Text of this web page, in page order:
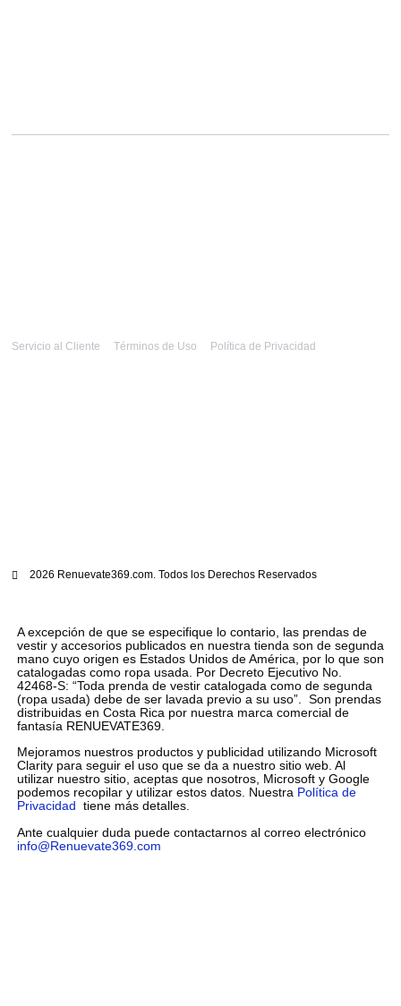
2026 Renuevate369.com. Todos los Derechos Reservados
Servicio al Cliente Términos de Uso Política de Privacidad
A excepción de que se especifique lo contario, las prendas de
vestir y accesorios publicados en nuestra tienda son de segunda
mano cuyo origen es Estados Unidos de América, por lo que son
catalogadas como ropa usada. Por Decreto Ejecutivo No.
42468-S: “Toda prenda de vestir catalogada como de segunda
(ropa usada) debe de ser lavada previo a su uso”. Son prendas
distribuidas en Costa Rica por nuestra marca comercial de
fantasía RENUEVATE369.
Mejoramos nuestros productos y publicidad utilizando Microsoft
Clarity para seguir el uso que se da a nuestro sitio web. Al
utilizar nuestro sitio, aceptas que nosotros, Microsoft y Google
podemos recopilar y utilizar estos datos. Nuestra Política de
Privacidad tiene más detalles.
Ante cualquier duda puede contactarnos al correo electrónico
info@Renuevate369.com